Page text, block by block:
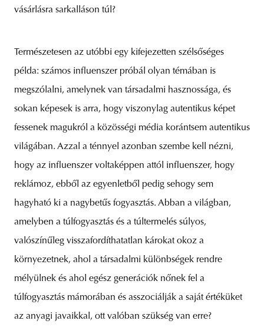
vásárlásra sarkalláson túl?
Természetesen az utóbbi egy kifejezetten szélsőséges
példa: számos influenszer próbál olyan témában is
megszólalni, amelynek van társadalmi hasznossága, és
sokan képesek is arra, hogy viszonylag autentikus képet
fessenek magukról a közösségi média korántsem autentikus
világában. Azzal a ténnyel azonban szembe kell nézni,
hogy az influenszer voltaképpen attól influenszer, hogy
reklámoz, ebből az egyenletből pedig sehogy sem
hagyható ki a nagybetűs fogyasztás. Abban a világban,
amelyben a túlfogyasztás és a túltermelés súlyos,
valószínűleg visszafordíthatatlan károkat okoz a
környezetnek, ahol a társadalmi különbségek rendre
mélyülnek és ahol egész generációk nőnek fel a
túlfogyasztás mámorában és asszociálják a saját értéküket
az anyagi javaikkal, ott valóban szükség van erre?